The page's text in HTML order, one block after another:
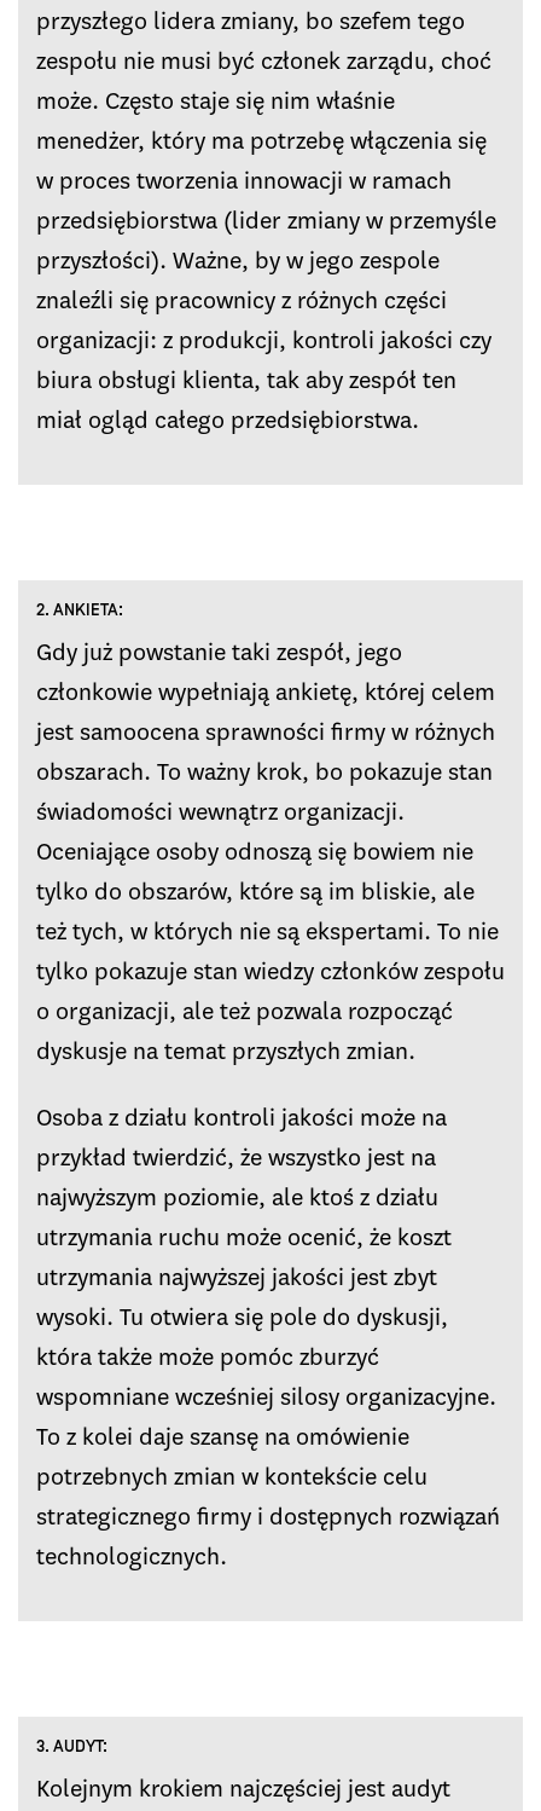
przyszłego lidera zmiany, bo szefem tego
zespołu nie musi być członek zarządu, choć
może. Często staje się nim właśnie
menedżer, który ma potrzebę włączenia się
w proces tworzenia innowacji w ramach
przedsiębiorstwa (lider zmiany w przemyśle
przyszłości). Ważne, by w jego zespole
znaleźli się pracownicy z różnych części
organizacji: z produkcji, kontroli jakości czy
biura obsługi klienta, tak aby zespół ten
miał ogląd całego przedsiębiorstwa.
2. ANKIETA:
Gdy już powstanie taki zespół, jego
członkowie wypełniają ankietę, której celem
jest samoocena sprawności firmy w różnych
obszarach. To ważny krok, bo pokazuje stan
świadomości wewnątrz organizacji.
Oceniające osoby odnoszą się bowiem nie
tylko do obszarów, które są im bliskie, ale
też tych, w których nie są ekspertami. To nie
tylko pokazuje stan wiedzy członków zespołu
o organizacji, ale też pozwala rozpocząć
dyskusje na temat przyszłych zmian.
Osoba z działu kontroli jakości może na
przykład twierdzić, że wszystko jest na
najwyższym poziomie, ale ktoś z działu
utrzymania ruchu może ocenić, że koszt
utrzymania najwyższej jakości jest zbyt
wysoki. Tu otwiera się pole do dyskusji,
która także może pomóc zburzyć
wspomniane wcześniej silosy organizacyjne.
To z kolei daje szansę na omówienie
potrzebnych zmian w kontekście celu
strategicznego firmy i dostępnych rozwiązań
technologicznych.
3. AUDYT:
Kolejnym krokiem najczęściej jest audyt